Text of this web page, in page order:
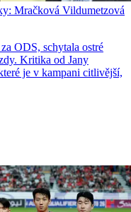
Mračková Vildumetzová
ODS, schytala ostré
Kritika od Jany
je v kampani citlivější,